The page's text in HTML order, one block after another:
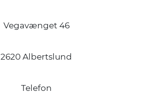
Vegavænget 46
2620 Albertslund
Telefon